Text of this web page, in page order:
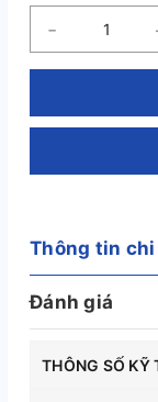
-
Thông tin
Đánh giá
THÔNG SỐ KỸ